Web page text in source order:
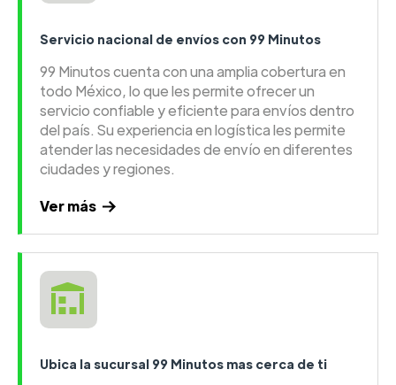
Servicio nacional de envíos con 99 Minutos
99 Minutos cuenta con una amplia cobertura en
todo México, lo que les permite ofrecer un
servicio confiable y eficiente para envíos dentro
del país. Su experiencia en logística les permite
atender las necesidades de envío en diferentes
ciudades y regiones.
Ver más
Ubica la sucursal 99 Minutos mas cerca de ti